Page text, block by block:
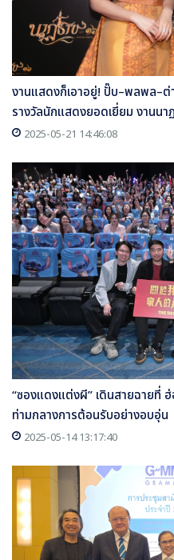
งานแสดงก็เอาอยู่! ปั๊บ–พลพล–
รางวัลนักแสดงยอดเยี่ยม งานนา
2025-05-21 14:46:08
“ซองแดงแต่งผี” เดินสายฉายที่
ท่ามกลางการต้อนรับอย่างอบอุ่น
2025-05-14 13:17:40